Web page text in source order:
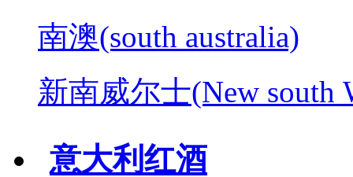
南澳(south australia)
新南威尔士(New south
意大利红酒